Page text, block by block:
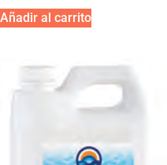
Añadir al carrito